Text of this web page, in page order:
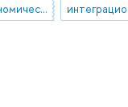
Евразийский экономический союз (ЕАЭС)